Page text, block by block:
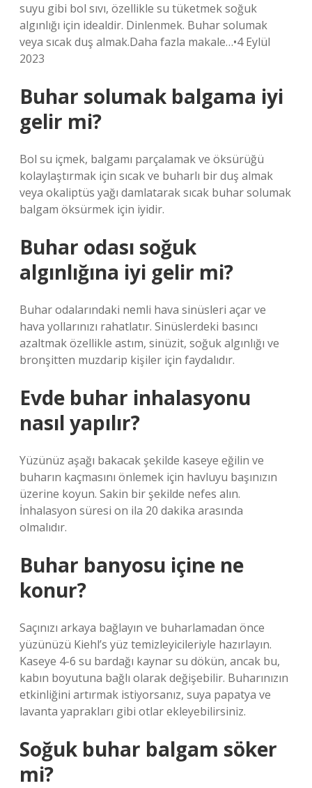
suyu gibi bol sıvı, özellikle su tüketmek soğuk
algınlığı için idealdir. Dinlenmek. Buhar solumak
veya sıcak duş almak.Daha fazla makale…•4 Eylül
2023
Buhar solumak balgama iyi
gelir mi?
Bol su içmek, balgamı parçalamak ve öksürüğü
kolaylaştırmak için sıcak ve buharlı bir duş almak
veya okaliptüs yağı damlatarak sıcak buhar solumak
balgam öksürmek için iyidir.
Buhar odası soğuk
algınlığına iyi gelir mi?
Buhar odalarındaki nemli hava sinüsleri açar ve
hava yollarınızı rahatlatır. Sinüslerdeki basıncı
azaltmak özellikle astım, sinüzit, soğuk algınlığı ve
bronşitten muzdarip kişiler için faydalıdır.
Evde buhar inhalasyonu
nasıl yapılır?
Yüzünüz aşağı bakacak şekilde kaseye eğilin ve
buharın kaçmasını önlemek için havluyu başınızın
üzerine koyun. Sakin bir şekilde nefes alın.
İnhalasyon süresi on ila 20 dakika arasında
olmalıdır.
Buhar banyosu içine ne
konur?
Saçınızı arkaya bağlayın ve buharlamadan önce
yüzünüzü Kiehl’s yüz temizleyicileriyle hazırlayın.
Kaseye 4-6 su bardağı kaynar su dökün, ancak bu,
kabın boyutuna bağlı olarak değişebilir. Buharınızın
etkinliğini artırmak istiyorsanız, suya papatya ve
lavanta yaprakları gibi otlar ekleyebilirsiniz.
Soğuk buhar balgam söker
mi?